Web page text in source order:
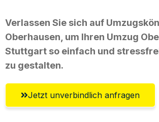
Verlassen Sie sich auf
Oberhausen, um Ihren Umzug
Stuttgart so einfach und
zu gestalten.
Jetzt unverbindlich anfragen